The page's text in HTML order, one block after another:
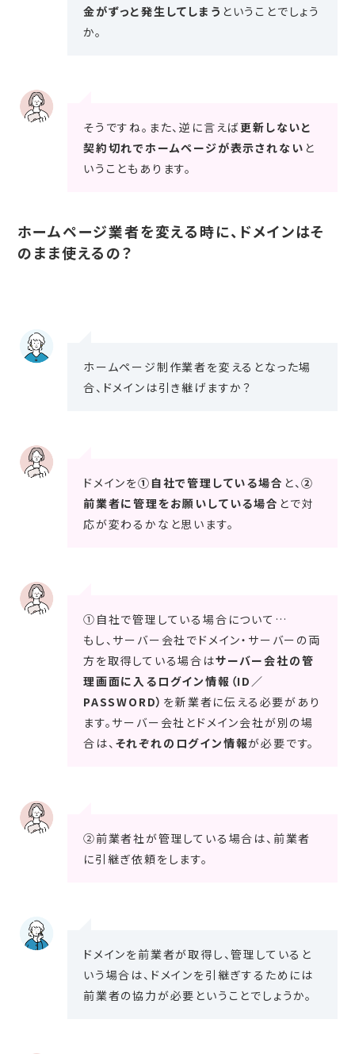
金がずっと発生してしまう ということでしょう
か。
そうですね。また、逆に言えば更新しないと
契約切れでホームページが表示されない と
いうこともあります。
ホームページ業者を変える時に、ドメインはそ
のまま使えるの？
ホームページ制作業者を変えるとなった場
合、ドメインは引き継げますか？
ドメインを①自社で管理している場合 と、②
前業者に管理をお願いしている場合 とで対
応が変わるかなと思います。
①自社で管理している場合について…
もし、サーバー会社でドメイン・サーバーの両
方を取得している場合はサーバー会社の管
理画面に入るログイン情報（ID／
PASSWORD） を新業者に伝える必要があり
ます。サーバー会社とドメイン会社が別の場
合は、 それぞれのログイン情報が必要です。
②前業者社が管理している場合は、前業者
に引継ぎ依頼をします。
ドメインを前業者が取得し、管理していると
いう場合は、ドメインを引継ぎするためには
前業者の協力が必要ということでしょうか。